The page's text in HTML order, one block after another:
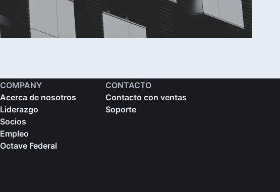
COMPANY
Acerca de nosotros
Liderazgo
Socios
Empleo
Octave Federal
CONTACTO
Contacto con ventas
Soporte